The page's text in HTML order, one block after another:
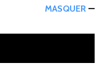
MASQUER